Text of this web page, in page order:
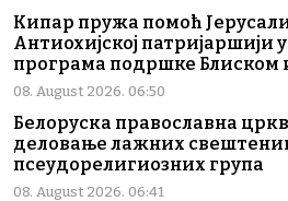
Кипар пружа помоћ
Антиохијској патријаршији
програма подршке Блиском
08. August 2026. 06:50
Белоруска православна
деловање лажних
псеудорелигиозних група
08. August 2026. 06:41